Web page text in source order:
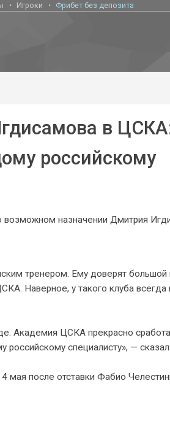
Игроки Фрибет без депозита
в
российскому
назначении Дмитрия
тренером. Ему доверят большой
Наверное, у такого клуба всегда
Академия ЦСКА прекрасно
российскому специалисту», —
мая после отставки Фабио